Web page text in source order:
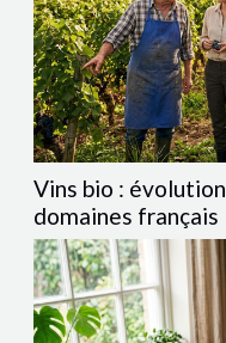
Vins bio :
domaines français